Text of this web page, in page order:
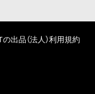
出品（法人）利用規約